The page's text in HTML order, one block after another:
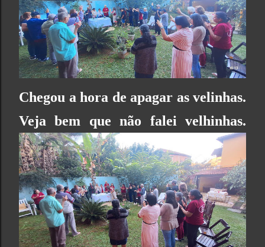
Chegou a hora de apagar as velinhas.
Veja bem que não falei velhinhas.